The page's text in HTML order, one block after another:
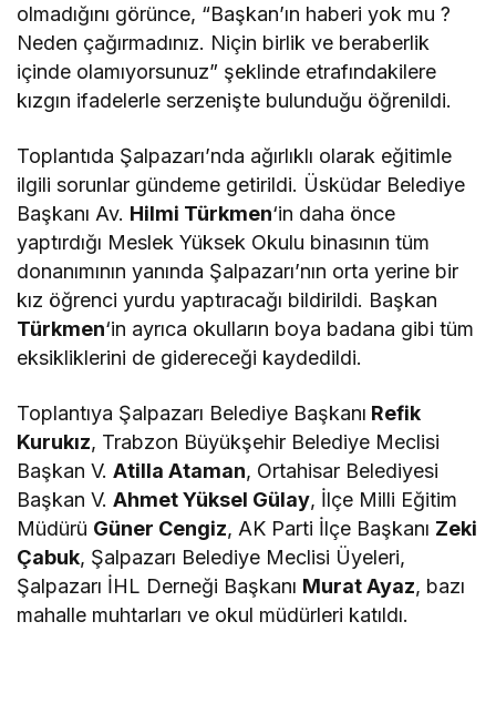
olmadığını görünce, “Başkan’ın haberi yok mu ?
Neden çağırmadınız. Niçin birlik ve beraberlik
içinde olamıyorsunuz” şeklinde etrafındakilere
kızgın ifadelerle serzenişte bulunduğu öğrenildi.
Toplantıda Şalpazarı’nda ağırlıklı olarak eğitimle
ilgili sorunlar gündeme getirildi. Üsküdar Belediye
Başkanı Av. Hilmi Türkmen‘in daha önce
yaptırdığı Meslek Yüksek Okulu binasının tüm
donanımının yanında Şalpazarı’nın orta yerine bir
kız öğrenci yurdu yaptıracağı bildirildi. Başkan
Türkmen‘in ayrıca okulların boya badana gibi tüm
eksikliklerini de gidereceği kaydedildi.
Toplantıya Şalpazarı Belediye Başkanı Refik
Kurukız, Trabzon Büyükşehir Belediye Meclisi
Başkan V.Atilla Ataman, Ortahisar Belediyesi
Başkan V.Ahmet Yüksel Gülay, İlçe Milli Eğitim
Müdürü Güner Cengiz, AK Parti İlçe Başkanı Zeki
Çabuk, Şalpazarı Belediye Meclisi Üyeleri,
Şalpazarı İHL Derneği Başkanı Murat Ayaz, bazı
mahalle muhtarları ve okul müdürleri katıldı.